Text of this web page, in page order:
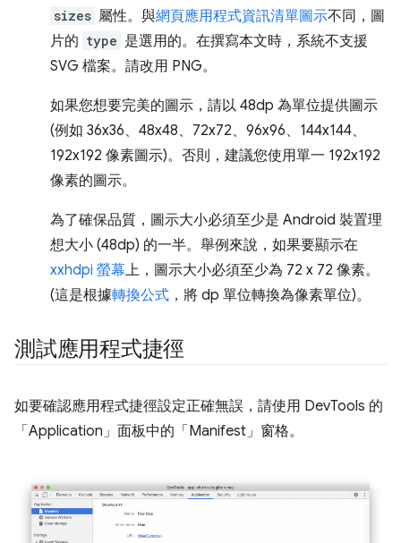
sizes 屬性。與網頁應用程式資訊清單圖示不同，圖
片的 type 是選用的。在撰寫本文時，系統不支援
SVG 檔案。請改用 PNG。
如果您想要完美的圖示，請以 48dp 為單位提供圖示
(例如 36x36、48x48、72x72、96x96、144x144、
192x192 像素圖示)。否則，建議您使用單一 192x192
像素的圖示。
為了確保品質，圖示大小必須至少是 Android 裝置理
想大小 (48dp) 的一半。舉例來說，如果要顯示在
xxhdpi 螢幕上，圖示大小必須至少為 72 x 72 像素。
(這是根據轉換公式 ，將 dp 單位轉換為像素單位)。
測試應用程式捷徑
如要確認應用程式捷徑設定正確無誤，請使用 DevTools 的
「Application」 面板中的「Manifest」 窗格。